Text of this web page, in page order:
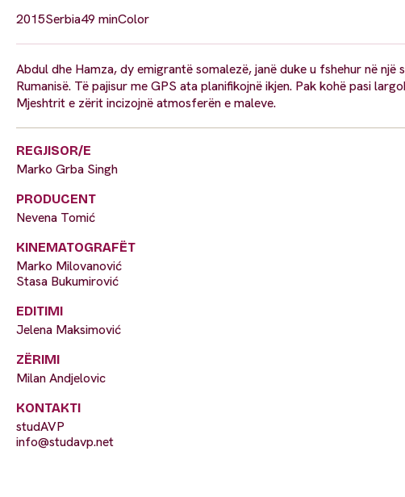
2015Serbia49 minColor
Abdul dhe Hamza, dy emigrantë somalezë, janë duke u fshehur në
Rumanisë. Të pajisur me GPS ata planifikojnë ikjen. Pak kohë pasi
Mjeshtrit e zërit incizojnë atmosferën e maleve.
REGJISOR/E
Marko Grba Singh
PRODUCENT
Nevena Tomić
KINEMATOGRAFËT
Marko Milovanović
Stasa Bukumirović
EDITIMI
Jelena Maksimović
ZËRIMI
Milan Andjelovic
KONTAKTI
studAVP
info@studavp.net